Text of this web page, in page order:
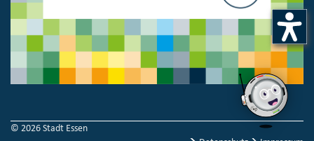
© 2026 Stadt Essen